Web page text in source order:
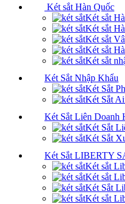
Két sắt Hàn Quốc
Két sắt
Két sắt
Két sắt
Két sắt
Két sắt
Két Sắt Nhập Khẩu
Két Sắt
Két Sắt
Két Sắt Liên Doanh
Két Sắt
Két Sắt
Két Sắt LIBERTY
Két sắt
Két sắt
Két Sắt
Két sắt